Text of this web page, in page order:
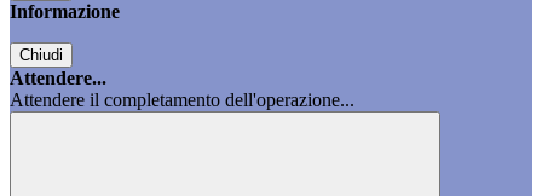
Informazione
Chiudi
Attendere...
Attendere il completamento dell'operazione...